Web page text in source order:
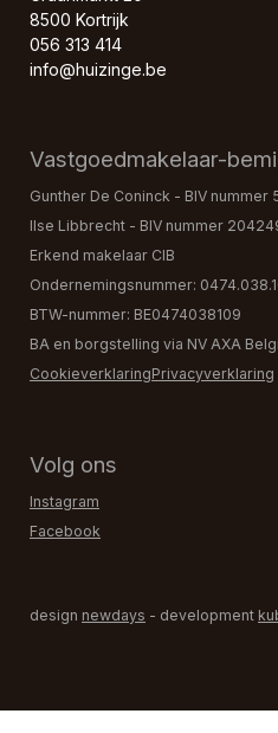
8500 Kortrijk
056 313 414
info@huizinge.be
Vastgoedmakelaar-
Gunther De Coninck - BIV nummer
Ilse Libbrecht - BIV nummer
Erkend makelaar CIB
Ondernemingsnummer:
BTW-nummer: BE0474038109
BA en borgstelling via NV AXA
CookieverklaringPrivacyverklaring
Volg ons
Instagram
Facebook
design newdays - development